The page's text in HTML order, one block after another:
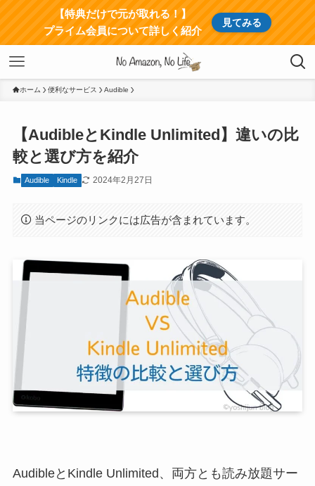
【特典だけで元が取れる！】
プライム会員について詳しく紹介
見てみる
ホーム 便利なサービス Audible
【AudibleとKindle Unlimited】違いの比
較と選び方を紹介
Audible Kindle 2024年2月27日
当ページのリンクには広告が含まれています。
AudibleとKindle Unlimited、両方とも読み放題サー